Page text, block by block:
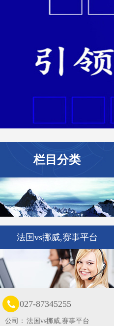
栏目分类
法国vs挪威,赛事平台
027-87345255
公司： 法国vs挪威,赛事平台